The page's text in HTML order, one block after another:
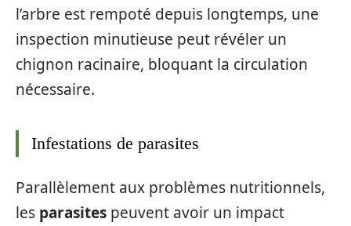
l’arbre est rempoté depuis longtemps, une
inspection minutieuse peut révéler un
chignon racinaire, bloquant la circulation
nécessaire.
Infestations de parasites
Parallèlement aux problèmes nutritionnels,
les parasites peuvent avoir un impact